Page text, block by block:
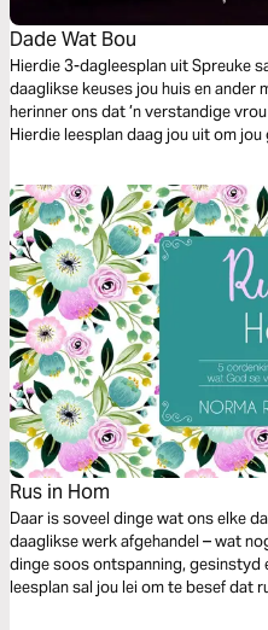
Dade Wat Bou
Hierdie 3-dagleesplan uit Spreuke
daaglikse keuses jou huis en ander
herinner ons dat ’n verstandige
Hierdie leesplan daag jou uit om
doelgerig te leef en elke
sien. Laastens wys Spreuke 31 dat
is nie, maar wysheid.
Rus in Hom
Daar is soveel dinge wat ons elke
daaglikse werk afgehandel – wat
dinge soos ontspanning, gesinstyd
leesplan sal jou lei om te besef dat